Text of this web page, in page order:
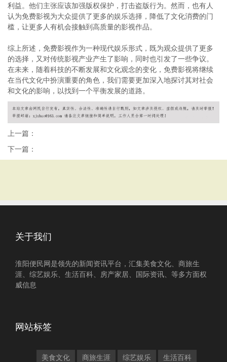
利益。他们主张应该加强版权保护，打击盗版行为。然而，也有人
认为免费影视为大众提供了更多的娱乐选择，降低了文化消费的门
槛，让更多人有机会接触到高质量的影视作品。
综上所述，免费影视作为一种现代娱乐形式，既为观众提供了更多
的选择，又对传统影视产业产生了影响，同时也引发了一些争议。
在未来，随着科技的不断发展和文化观念的变化，免费影视将继续
在当代文化中扮演重要的角色，我们需要更加深入地探讨其对社会
和文化的影响，以找到一个平衡发展的道路。
上一篇：
下一篇：
关于我们
淮阳便民网是领先的新闻资讯平台，汇集美食文化、商旅生
涯、综艺娱乐、生活百科、房产家居、国际资讯、等多方面权
威信息
网站标签
美食文化 商旅生涯 综艺娱乐 生活百科